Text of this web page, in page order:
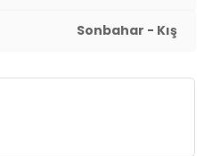
Sonbahar - Kış